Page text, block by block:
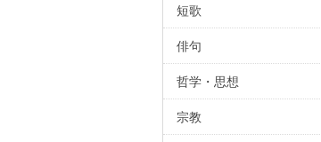
短歌
俳句
哲学・思想
宗教